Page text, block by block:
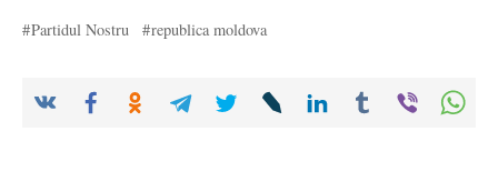
Partidul Nostru republica moldova